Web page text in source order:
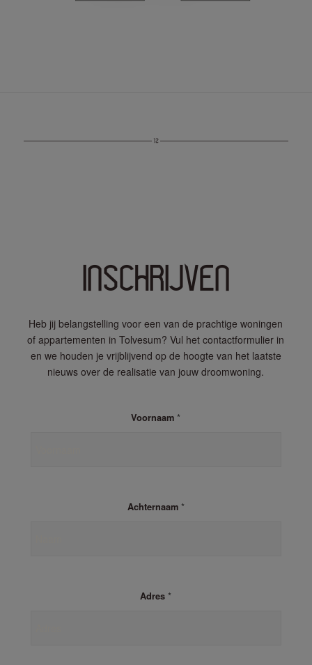
INSCHRIJVEN
Heb jij belangstelling voor een van de prachtige woningen
of appartementen in Tolvesum? Vul het contactformulier in
en we houden je vrijblijvend op de hoogte van het laatste
nieuws over de realisatie van jouw droomwoning.
Voornaam*
Achternaam *
Adres*